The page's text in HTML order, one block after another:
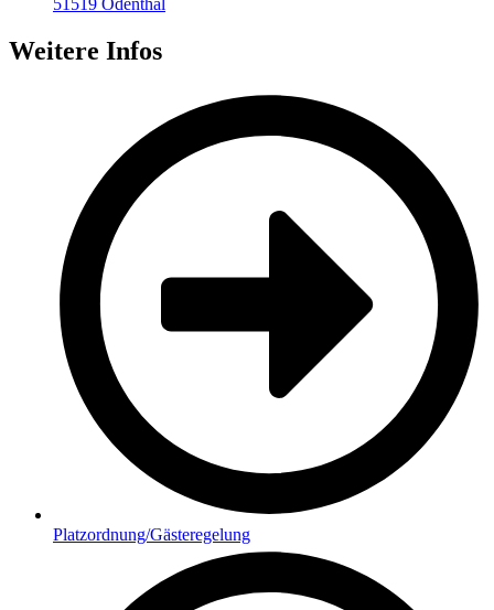
51519 Odenthal
Weitere Infos
Platzordnung/Gästeregelung